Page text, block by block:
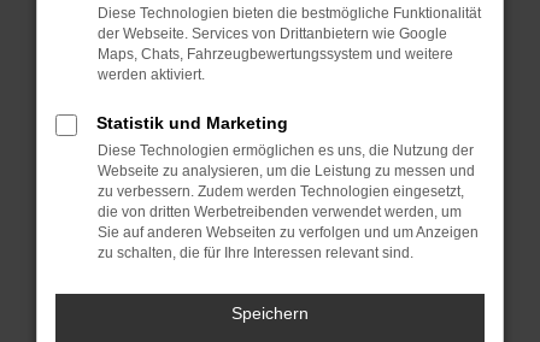
Starte dein Gerät neu.
Das kann manchmal helfen, vorübergehende
Probleme zu beheben.
Stelle sicher, dass dein Browser und dein
Betriebssystem auf dem neuesten Stand
sind.
Veraltete Software birgt nicht nur ein
Sicherheitsrisiko, sondern kann auch dazu
führen, dass bestimmte Funktionen nicht mehr
Wende dich an den Webseitenbetreiber.
Diese Technologien bieten die bestmögliche Funktionalität
der Webseite. Services von Drittanbietern wie Google
Maps, Chats, Fahrzeugbewertungssystem und weitere
werden aktiviert.
Statistik und Marketing
Diese Technologien ermöglichen es uns, die Nutzung der
Webseite zu analysieren, um die Leistung zu messen und
zu verbessern. Zudem werden Technologien eingesetzt,
die von dritten Werbetreibenden verwendet werden, um
Sie auf anderen Webseiten zu verfolgen und um Anzeigen
zu schalten, die für Ihre Interessen relevant sind.
Speichern